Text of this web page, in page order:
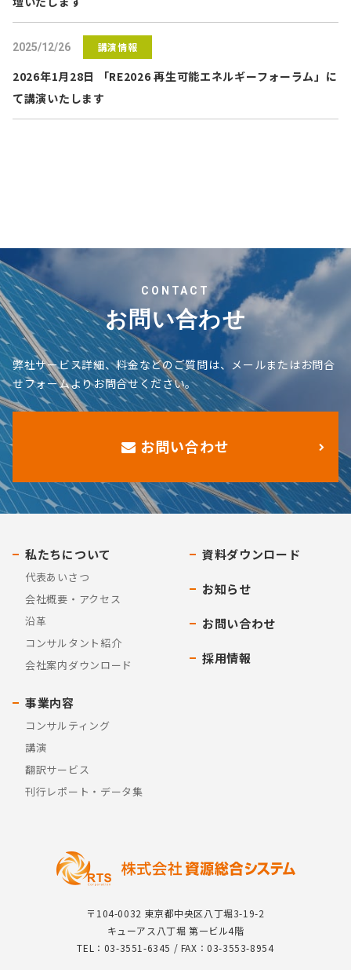
2025/12/26 講演情報
2026年1月28日 「RE2026 再生可能エネルギーフォーラム」に
て講演いたします
CONTACT
お問い合わせ
弊社サービス詳細、料金などのご質問は、メールまたはお問合
せフォームよりお問合せください。
お問い合わせ
〒104-0032 東京都中央区八丁堀3-19-2
キューアス八丁堀 第一ビル4階
TEL：03-3551-6345 / FAX：03-3553-8954
私たちについて
代表あいさつ
会社概要・アクセス
沿革
コンサルタント紹介
会社案内ダウンロード
事業内容
コンサルティング
講演
翻訳サービス
刊行レポート・データ集
資料ダウンロード
お知らせ
お問い合わせ
採用情報